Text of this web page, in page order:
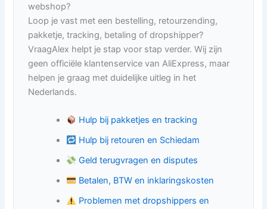
webshop?
Loop je vast met een bestelling, retourzending,
pakketje, tracking, betaling of dropshipper?
VraagAlex helpt je stap voor stap verder. Wij zijn
geen officiële klantenservice van AliExpress, maar
helpen je graag met duidelijke uitleg in het
Nederlands.
Hulp bij pakketjes en tracking
Hulp bij retouren en Schiedam
Geld terugvragen en disputes
Betalen, BTW en inklaringskosten
Problemen met dropshippers en